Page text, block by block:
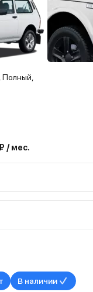
Полный,
/ мес.
В наличии